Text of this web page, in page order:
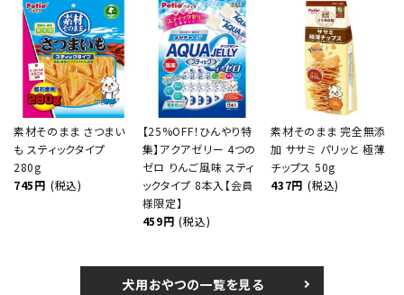
素材そのまま さつまい
も スティックタイプ
280g
745円 (税込)
【25%OFF！ひんやり特
集】アクアゼリー 4つの
ゼロ りんご風味 スティ
ックタイプ 8本入【会員
様限定】
459円 (税込)
素材そのまま 完全無添
加 ササミ パリッと 極薄
チップス 50g
437円 (税込)
犬用おやつの一覧を見る